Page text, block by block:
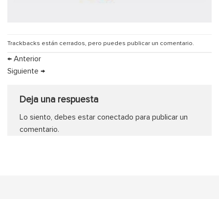
Trackbacks están cerrados, pero puedes publicar un comentario.
← Anterior
Siguiente →
Deja una respuesta
Lo siento, debes estar conectado para publicar un
comentario.